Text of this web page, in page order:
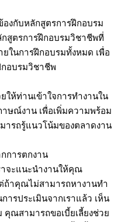
องกับหลักสูตรการฝึกอบรม
สูตรการฝึกอบรมวิชาชีพที่
ในการฝึกอบรมทั้งหมด เพื่อ
กอบรมวิชาชีพ
ให้ท่านเข้าใจการทำงานใน
ษณ์งาน เพื่อเพิ่มความพร้อม
ารถรู้แนวโน้มของตลาดงาน
กการตกงาน
าจะแนะนำงานให้คุณ
ถ้าคุณไม่สามารถหางานทำ
รประเมินจากเราแล้ว เห็น
คุณสามารถขอเบี้ยเลี้ยงช่วย